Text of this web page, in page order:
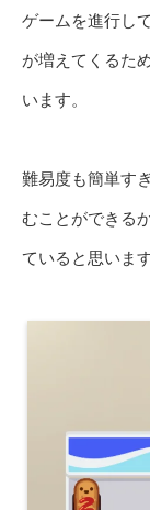
ゲームを進行し
が増えてくるた
います。
難易度も簡単す
むことができる
ていると思います